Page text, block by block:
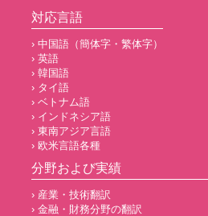
対応言語
› 中国語（簡体字・繁体字）
› 英語
› 韓国語
› タイ語
› ベトナム語
› インドネシア語
› 東南アジア言語
› 欧米言語各種
分野および実績
› 産業・技術翻訳
› 金融・財務分野の翻訳